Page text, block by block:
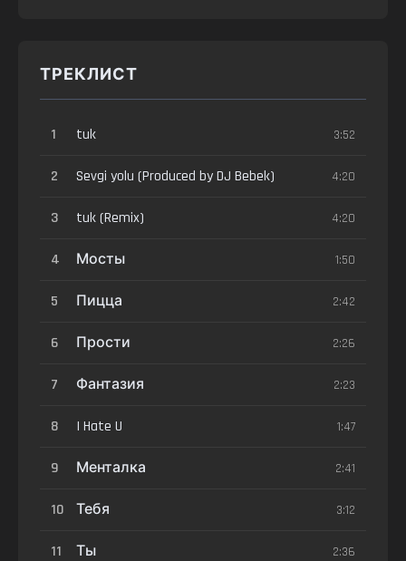
ТРЕКЛИСТ
1 tuk 3:52
2 Sevgi yolu (Produced by DJ Bebek) 4:20
3 tuk (Remix) 4:20
4 Мосты 1:50
5 Пицца 2:42
6 Прости 2:26
7 Фантазия 2:23
8 I Hate U 1:47
9 Менталка 2:41
10 Тебя 3:12
11 Ты 2:36